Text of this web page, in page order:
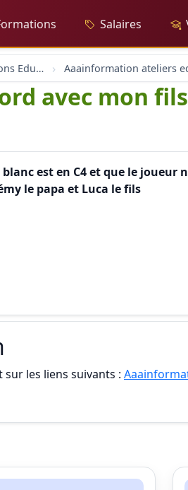
Salaires
Archives et Informations Educh.ch
avec mon
est en C4 et que le joueur
le papa et Luca le fils
les liens suivants :